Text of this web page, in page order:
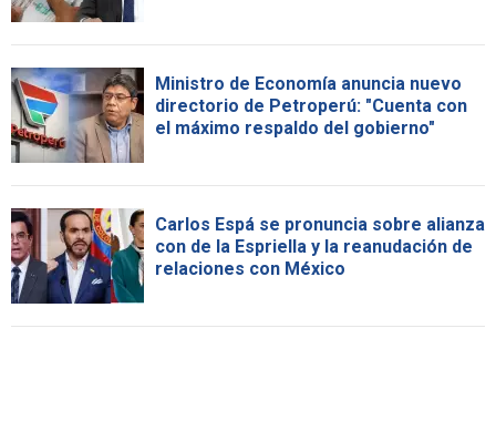
Ministro de Economía anuncia nuevo
directorio de Petroperú: "Cuenta con
el máximo respaldo del gobierno"
Carlos Espá se pronuncia sobre alianza
con de la Espriella y la reanudación de
relaciones con México